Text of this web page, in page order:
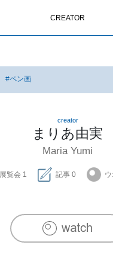
CREATOR
#ペン画
creator
まりあ由実
Maria Yumi
展覧会 1 記事 0